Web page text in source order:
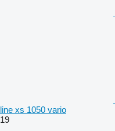
line xs 1050 vario
19